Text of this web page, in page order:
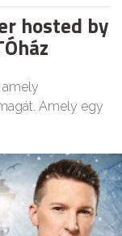
hosted by
Amely egy